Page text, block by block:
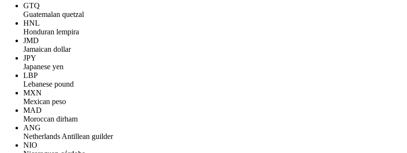
GTQ
Guatemalan quetzal
HNL
Honduran lempira
JMD
Jamaican dollar
JPY
Japanese yen
LBP
Lebanese pound
MXN
Mexican peso
MAD
Moroccan dirham
ANG
Netherlands Antillean guilder
NIO